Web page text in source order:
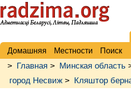
Домашняя Местности Поиск
> Главная > Минская область
город Несвиж > Кляштор